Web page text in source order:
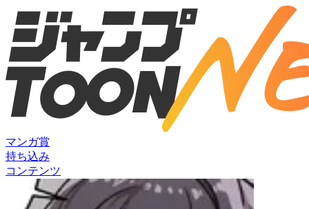
マンガ賞
持ち込み
コンテンツ